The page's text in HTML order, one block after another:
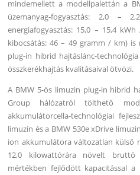
mindemellett a modellpalettán a
üzemanyag-fogyasztás: 2,0
energiafogyasztás: 15,0 – 15,4
kibocsátás: 46 – 49 gramm / km)
plug-in hibrid hajtáslánc-
összkerékhajtás kvalitásaival ötvözi.
A BMW 5-ös limuzin plug-in hibrid
Group hálózatról tölthető
akkumulátorcella-technológiai
limuzin és a BMW 530e xDrive
ion akkumulátora változatlan külső
12,0 kilowattórára növelt bruttó
mértékben fejlődött kapacitással